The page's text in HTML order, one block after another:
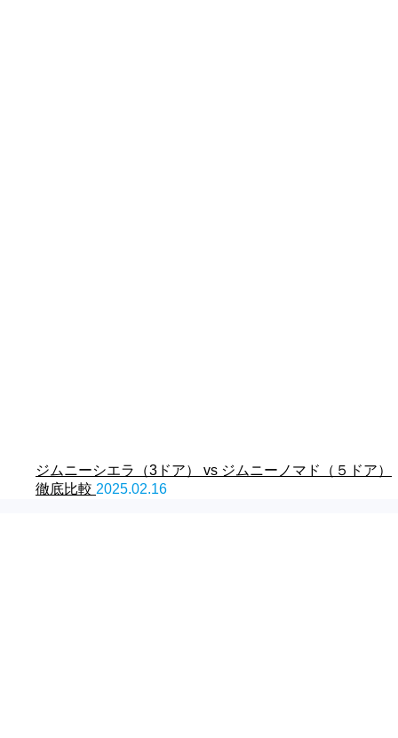
ジムニーシエラ（3ドア） vs ジムニーノマド（５ドア）
徹底比較 2025.02.16